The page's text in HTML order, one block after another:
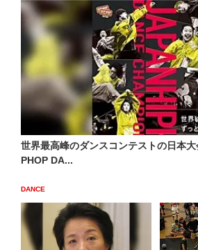
世界最高峰のダンスコンテストの日本
PHOP DA...
DANCE